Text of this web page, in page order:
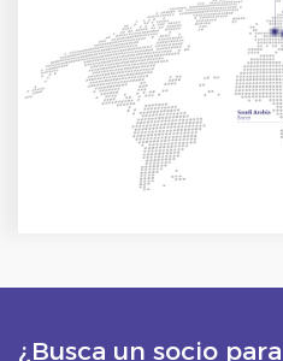
¿Busca un socio